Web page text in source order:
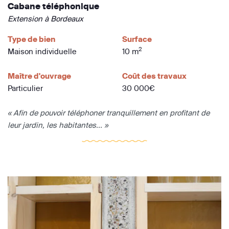
Cabane téléphonique
Extension à Bordeaux
Type de bien
Maison individuelle
Surface
10 m2
Maître d'ouvrage
Particulier
Coût des travaux
30 000€
« Afin de pouvoir téléphoner tranquillement en profitant de
leur jardin, les habitantes... »